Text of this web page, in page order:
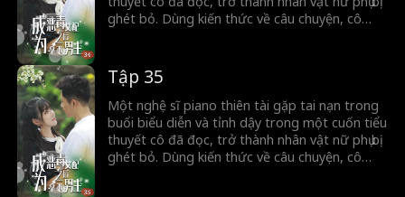
ghét bỏ. Dùng kiến thức về câu chuyện, cô
cách đối mặt với người đàn ông lừa dối và
giành được sự ủng hộ của một nhân vật nam
quan trọng, thay đổi con đường đời ban đầu
của mình.
Tập 35
Một nghệ sĩ piano thiên tài gặp tai nạn trong
buổi biểu diễn và tỉnh dậy trong một cuốn tiểu
thuyết cô đã đọc, trở thành nhân vật nữ phụ bị
ghét bỏ. Dùng kiến thức về câu chuyện, cô